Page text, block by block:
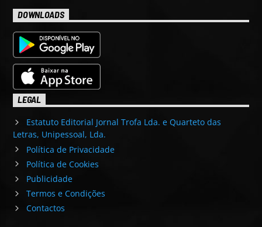
DOWNLOADS
LEGAL
Estatuto Editorial Jornal Trofa Lda. e Quarteto das
Letras, Unipessoal, Lda.
Política de Privacidade
Política de Cookies
Publicidade
Termos e Condições
Contactos